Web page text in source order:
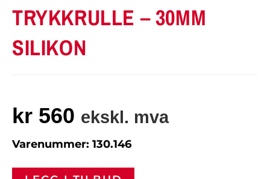
TRYKKRULLE – 30MM
SILIKON
kr 560 ekskl. mva
Varenummer: 130.146